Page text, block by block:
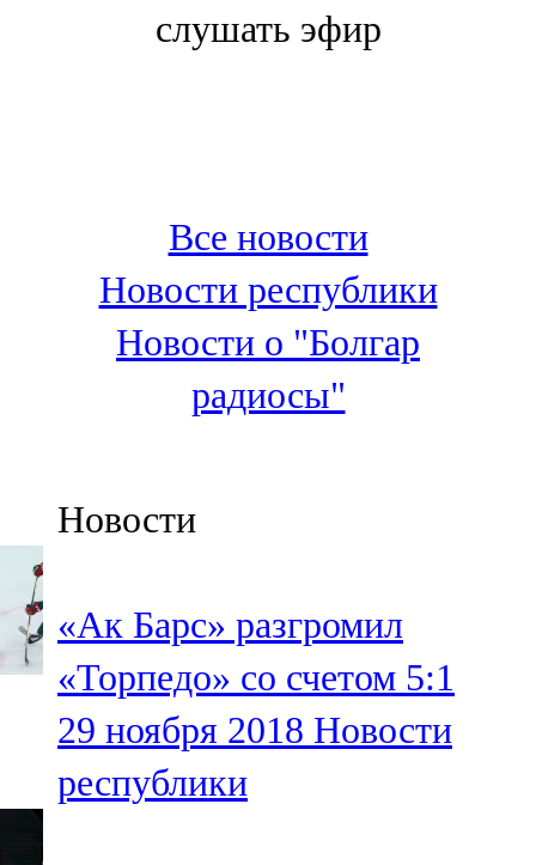
100,3 FM
Зәй
106,6 FM
Кадыбаш
105,2 FM
91,5 FM
106,1 FM
Кама тамагы
71,51 FM
Кукмара
слушать эфир
Все новости
Новости республики
Новости о "Болгар
радиосы"
Новости
«Ак Барс» разгромил
«Торпедо» со счетом 5:1
29 ноября 2018 Новости
республики